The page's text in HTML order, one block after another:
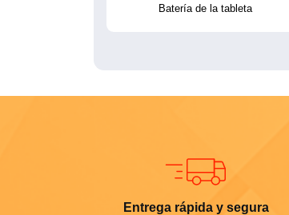
Batería de la tableta
Entrega rápida y segura